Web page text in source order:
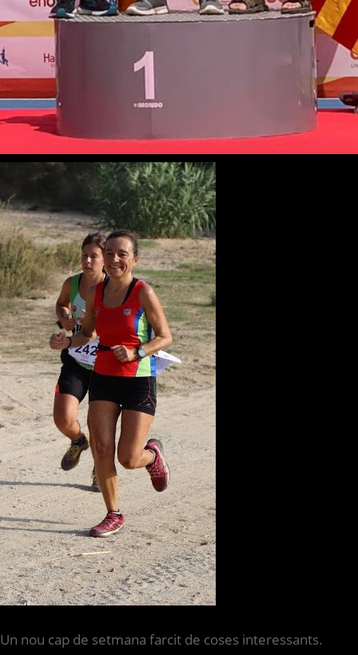
Un nou cap de setmana farcit de coses interessants.